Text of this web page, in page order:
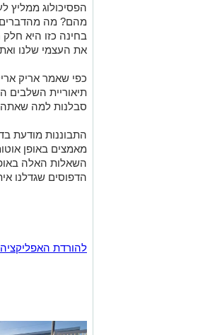
הפסיכולוג ממליץ
מהם? מה מהדברים
בחינה כזו היא
את העצמי שלנו
תיאוריית השלבים
סבלנות למה
התבוננות מודעת
מאמצים באופן
השאלות האלה
הדפוסים שגדלנו
להורדת